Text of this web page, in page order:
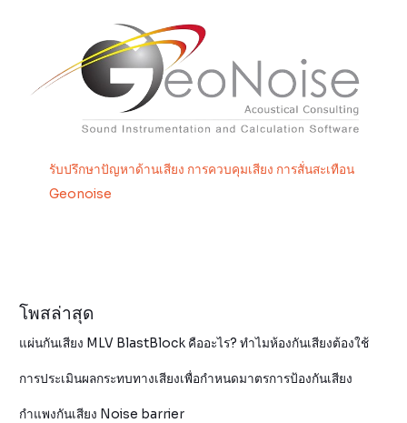
รับปรึกษาปัญหาด้านเสียง การควบคุมเสียง การสั่นสะเทือน
Geonoise
โพสล่าสุด
แผ่นกันเสียง MLV BlastBlock คืออะไร? ทำไมห้องกันเสียงต้องใช้
การประเมินผลกระทบทางเสียงเพื่อกำหนดมาตรการป้องกันเสียง
กำแพงกันเสียง Noise barrier